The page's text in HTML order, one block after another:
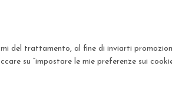
del trattamento, al fine di inviarti
su “impostare le mie preferenze sui